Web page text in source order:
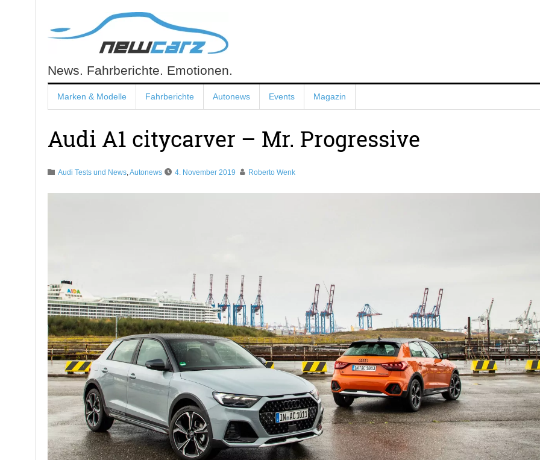
content
NewCarz.de
News. Fahrberichte. Emotionen.
Marken & Modelle Fahrberichte Autonews Events Magazin
Audi A1 citycarver – Mr. Progressive
Audi Tests und News, Autonews 4. November 2019 Roberto Wenk